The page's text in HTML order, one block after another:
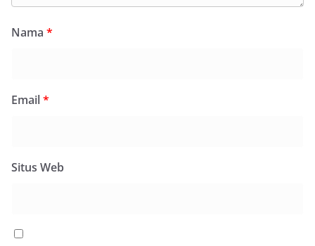
Nama *
Email*
Situs Web